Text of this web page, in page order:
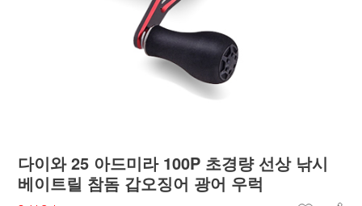
다이와 25 아드미라 100P 초경량 선상 낚시
베이트릴 참돔 갑오징어 광어 우럭